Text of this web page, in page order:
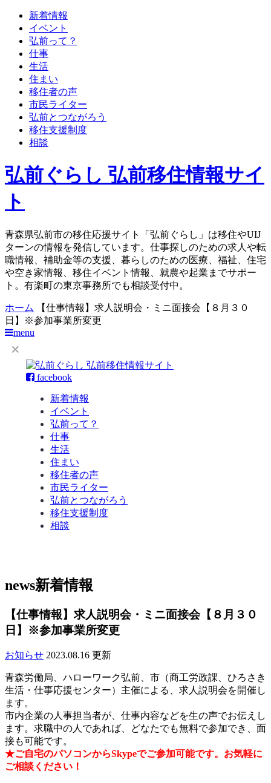
新着情報
イベント
弘前って？
仕事
生活
住まい
移住者の声
市民ライター
弘前とつながろう
移住支援制度
相談
弘前ぐらし 弘前移住情報サイ
ト
青森県弘前市の移住応援サイト「弘前ぐらし」は移住やUIJ
ターンの情報を発信しています。仕事探しのための求人や転
職情報、補助金等の支援、暮らしのための医療、福祉、住宅
や空き家情報、移住イベント情報、就農や起業までサポー
ト。有楽町の東京事務所でも相談受付中。
ホーム
【仕事情報】求人説明会・ミニ面接会【８月３０
日】※参加事業所変更
menu
facebook
新着情報
イベント
弘前って？
仕事
生活
住まい
移住者の声
市民ライター
弘前とつながろう
移住支援制度
相談
news新着情報
【仕事情報】求人説明会・ミニ面接会【８月３０
日】※参加事業所変更
お知らせ 2023.08.16 更新
青森労働局、ハローワーク弘前、市（商工労政課、ひろさき
生活・仕事応援センター）主催による、求人説明会を開催し
ます。
市内企業の人事担当者が、仕事内容などを生の声でお伝えし
ます。求職中の人であれば、どなたでも無料で参加でき、面
接も可能です。
★ご自宅のパソコンからSkypeでご参加可能です。お気軽に
ご相談ください！